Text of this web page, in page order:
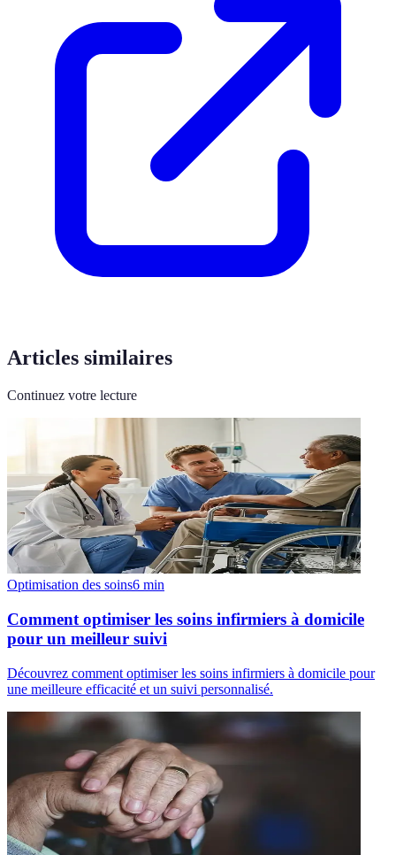
Articles similaires
Continuez votre lecture
Optimisation des soins6 min
Comment optimiser les soins infirmiers à domicile
pour un meilleur suivi
Découvrez comment optimiser les soins infirmiers à domicile pour
une meilleure efficacité et un suivi personnalisé.